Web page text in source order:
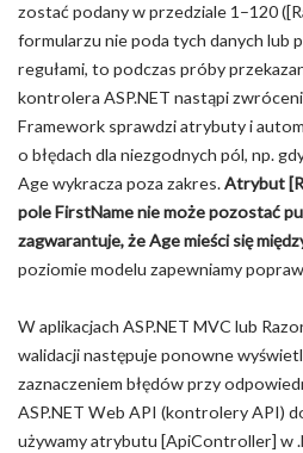
zostać podany w przedziale 1–120
formularzu nie poda tych danych lub
regułami, to podczas próby
kontrolera ASP.NET nastąpi
Framework sprawdzi atrybuty i
o błędach dla niezgodnych pól, np.
Age wykracza poza zakres.Atrybut
pole FirstName nie może pozostać
zagwarantuje, że Age mieści się
poziomie modelu zapewniamy
W aplikacjach ASP.NET MVC lub
walidacji następuje ponowne
zaznaczeniem błędów przy
ASP.NET Web API (kontrolery API)
używamy atrybutu [ApiController] w